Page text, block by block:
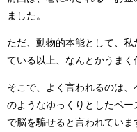
ました。
ただ、動物的本能として、
ている以上、なんとかうまく
そこで、よく言われるのは
のようなゆっくりとしたペ
で脳を騙せると言われていま